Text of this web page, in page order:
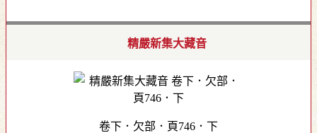
精嚴新集大藏音
卷下．欠部．頁746．下